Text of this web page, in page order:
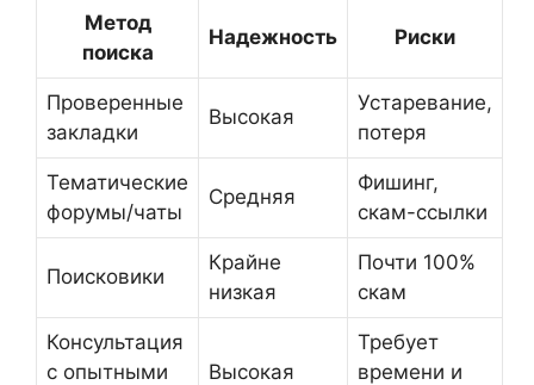
Метод
поиска
Надежность Риски
Проверенные
закладки
Высокая
Устаревание,
потеря
Тематические
форумы/чаты
Средняя
Фишинг,
скам-ссылки
Поисковики
Крайне
низкая
Почти 100%
скам
Консультация
с опытными
Высокая
Требует
времени и